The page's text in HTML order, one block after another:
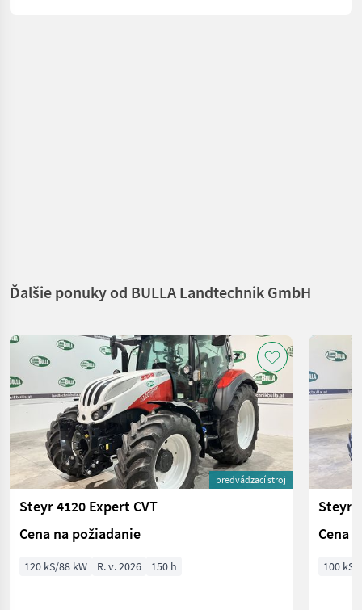
Ďalšie ponuky od BULLA Landtechnik GmbH
predvádzací stroj
Steyr 4120 Expert CVT
Cena na požiadanie
120 kS/88 kW R. v. 2026 150 h
Steyr
Cena
100 kS/